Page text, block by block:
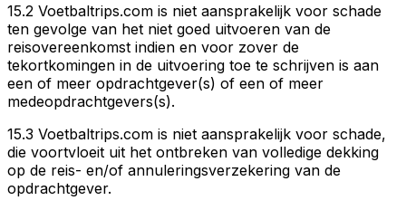
15.2 Voetbaltrips.com is niet aansprakelijk voor schade
ten gevolge van het niet goed uitvoeren van de
reisovereenkomst indien en voor zover de
tekortkomingen in de uitvoering toe te schrijven is aan
een of meer opdrachtgever(s) of een of meer
medeopdrachtgevers(s).
15.3 Voetbaltrips.com is niet aansprakelijk voor schade,
die voortvloeit uit het ontbreken van volledige dekking
op de reis- en/of annuleringsverzekering van de
opdrachtgever.